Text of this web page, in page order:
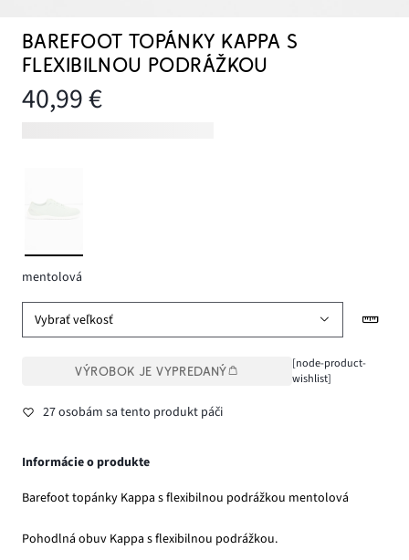
BAREFOOT TOPÁNKY KAPPA S
FLEXIBILNOU PODRÁŽKOU
40,99 €
mentolová
Vybrať veľkosť
VÝROBOK JE VYPREDANÝ
[node-product-
wishlist]
27 osobám sa tento produkt páči
Informácie o produkte
Barefoot topánky Kappa s flexibilnou podrážkou mentolová
Pohodlná obuv Kappa s flexibilnou podrážkou.